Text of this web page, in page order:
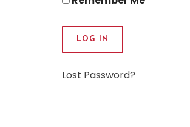
Lost Password?